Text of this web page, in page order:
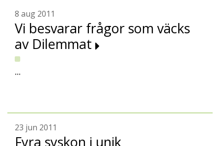
8 aug 2011
Vi besvarar frågor som väcks
av Dilemmat
...
23 jun 2011
Fyra syskon i unik